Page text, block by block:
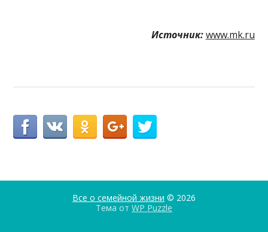
Источник: www.mk.ru
Все о семейной жизни © 2026
Тема от WP Puzzle